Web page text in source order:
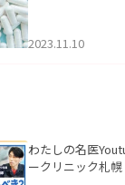
2023.11.10
わたしの名医
ークリニック札